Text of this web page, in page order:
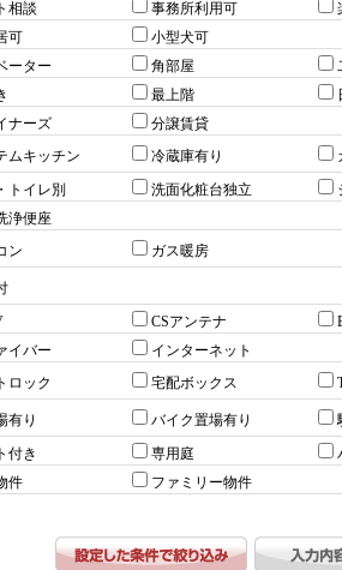
相談
事務所利用可
可
小型犬可
ーター 角部屋
最上階
ナーズ
分譲賃貸
ムキッチン 冷蔵庫有り
トイレ別 洗面化粧台独立
浄便座
ン ガス暖房
CSアンテナ
イバー
インターネット
ロック 宅配ボックス
有り バイク置場有り
付き 専用庭
件
ファミリー物件